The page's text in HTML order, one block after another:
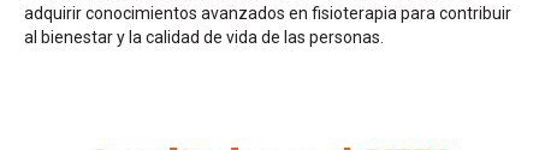
adquirir conocimientos avanzados en fisioterapia para contribuir
al bienestar y la calidad de vida de las personas.